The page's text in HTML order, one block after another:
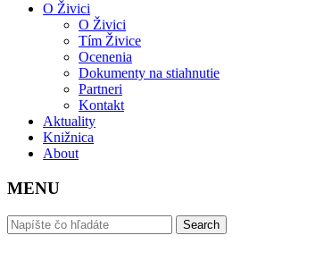
O Živici
O Živici
Tím Živice
Ocenenia
Dokumenty na stiahnutie
Partneri
Kontakt
Aktuality
Knižnica
About
MENU